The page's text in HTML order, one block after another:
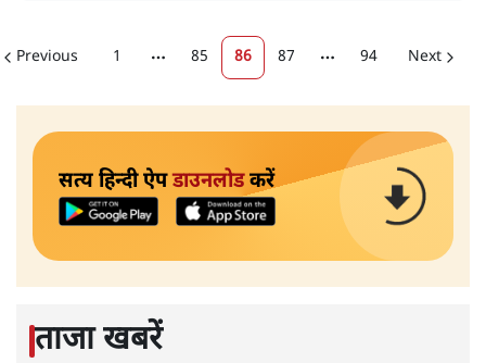
Previous 1 More pages
85 86 87 More pages
94 Next
सत्य हिन्दी ऐपडाउनलोडकरें
ताजा खबरें